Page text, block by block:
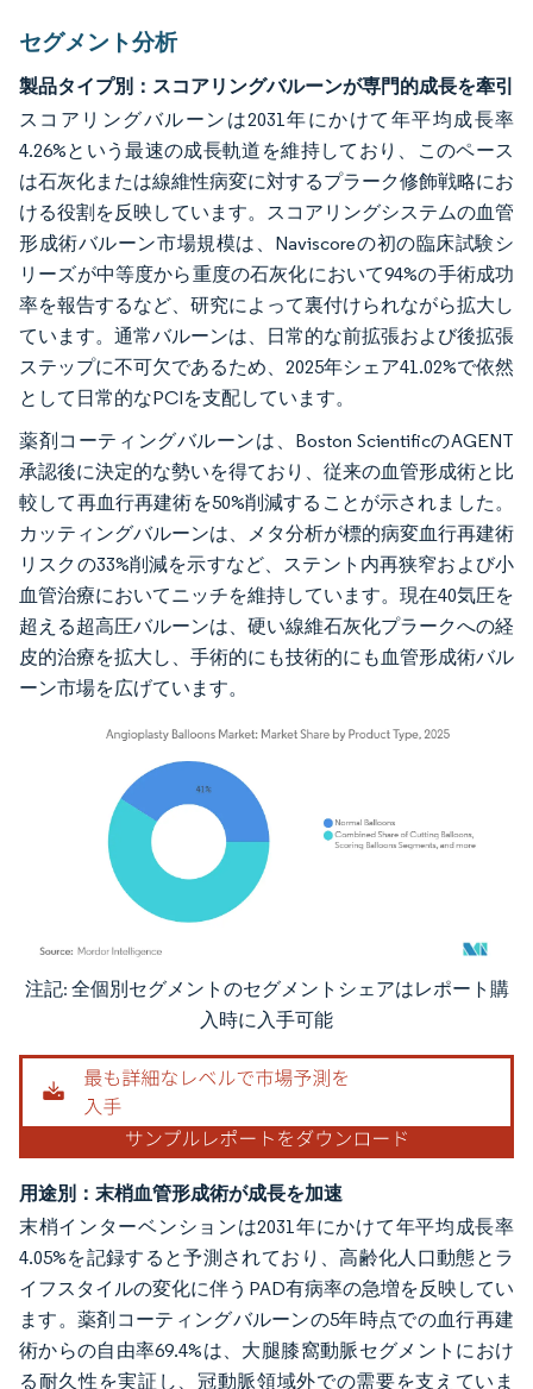
セグメント分析
製品タイプ別：スコアリングバルーンが専門的成長を牽引
スコアリングバルーンは2031年にかけて年平均成長率
4.26%という最速の成長軌道を維持しており、このペース
は石灰化または線維性病変に対するプラーク修飾戦略にお
ける役割を反映しています。スコアリングシステムの血管
形成術バルーン市場規模は、Naviscoreの初の臨床試験シ
リーズが中等度から重度の石灰化において94%の手術成功
率を報告するなど、研究によって裏付けられながら拡大し
ています。通常バルーンは、日常的な前拡張および後拡張
ステップに不可欠であるため、2025年シェア41.02%で依然
として日常的なPCIを支配しています。
薬剤コーティングバルーンは、Boston ScientificのAGENT
承認後に決定的な勢いを得ており、従来の血管形成術と比
較して再血行再建術を50%削減することが示されました。
カッティングバルーンは、メタ分析が標的病変血行再建術
リスクの33%削減を示すなど、ステント内再狭窄および小
血管治療においてニッチを維持しています。現在40気圧を
超える超高圧バルーンは、硬い線維石灰化プラークへの経
皮的治療を拡大し、手術的にも技術的にも血管形成術バル
ーン市場を広げています。
画像 © Mordor Intelligence。再利用にはCC BY 4.0の表示が必要です。
注記: 全個別セグメントのセグメントシェアはレポート購
入時に入手可能
用途別：末梢血管形成術が成長を加速
末梢インターベンションは2031年にかけて年平均成長率
4.05%を記録すると予測されており、高齢化人口動態とラ
イフスタイルの変化に伴うPAD有病率の急増を反映してい
ます。薬剤コーティングバルーンの5年時点での血行再建
術からの自由率69.4%は、大腿膝窩動脈セグメントにおけ
る耐久性を実証し、冠動脈領域外での需要を支えていま